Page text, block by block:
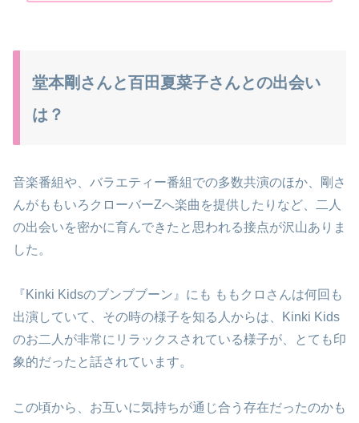
堂本剛さんと百田夏菜子さんとの出会い
は？
音楽番組や、バラエティー番組での多数共演のほか、剛さ
んがももいろクローバーZへ楽曲を提供したりなど、二人
の出会いを密かに育んできたと思われる接点が沢山ありま
した。
『Kinki Kidsのブンブブーン』にも ももクロさんは何回も
出演していて、その時の様子を知る人からは、Kinki Kids
のお二人が非常にリラックスされている様子が、とても印
象的だったと話されています。
この頃から、お互いに気持ちが通じ合う存在だったのかも